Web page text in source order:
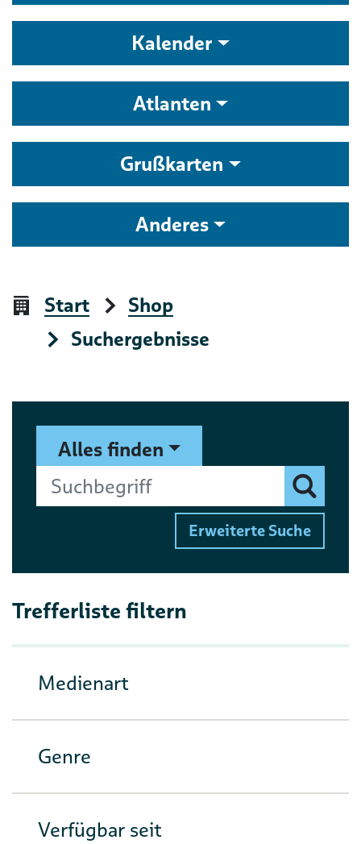
Kalender
Atlanten
Grußkarten
Anderes
Start
Shop
Suchergebnisse
Suchformular
Alles finden
Suchbegriff
Finden
Erweiterte Suche
Trefferliste filtern
Medienart
Genre
Verfügbar seit